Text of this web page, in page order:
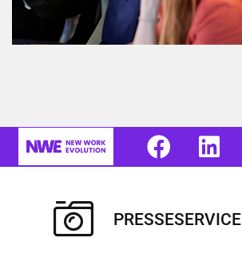
PRESSESERVICE